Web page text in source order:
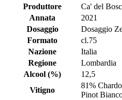
Produttore
Ca' del
Annata
2021
Dosaggio
Dosaggio
Formato
cl.75
Nazione
Italia
Regione
Lombardia
Alcool (%)
12,5
Vitigno
81%
Pinot